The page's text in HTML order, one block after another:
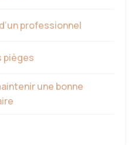
professionnel
pièges
une bonne